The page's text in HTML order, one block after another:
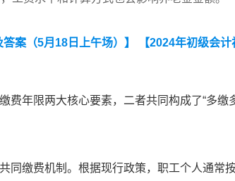
案（5月18日上午场）】
【2024年初级会
年限两大核心要素，二者共同构成了“多缴
同缴费机制。根据现行政策，职工个人通常